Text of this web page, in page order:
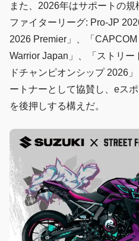
また、2026年はサポートの
ファイターリーグ: Pro-JP
2026 Premier」、「
Warrior Japan」、「ストリ
ドチャンピオンシップ 2026
ートナーとして協賛し、eス
を後押しする構えだ。